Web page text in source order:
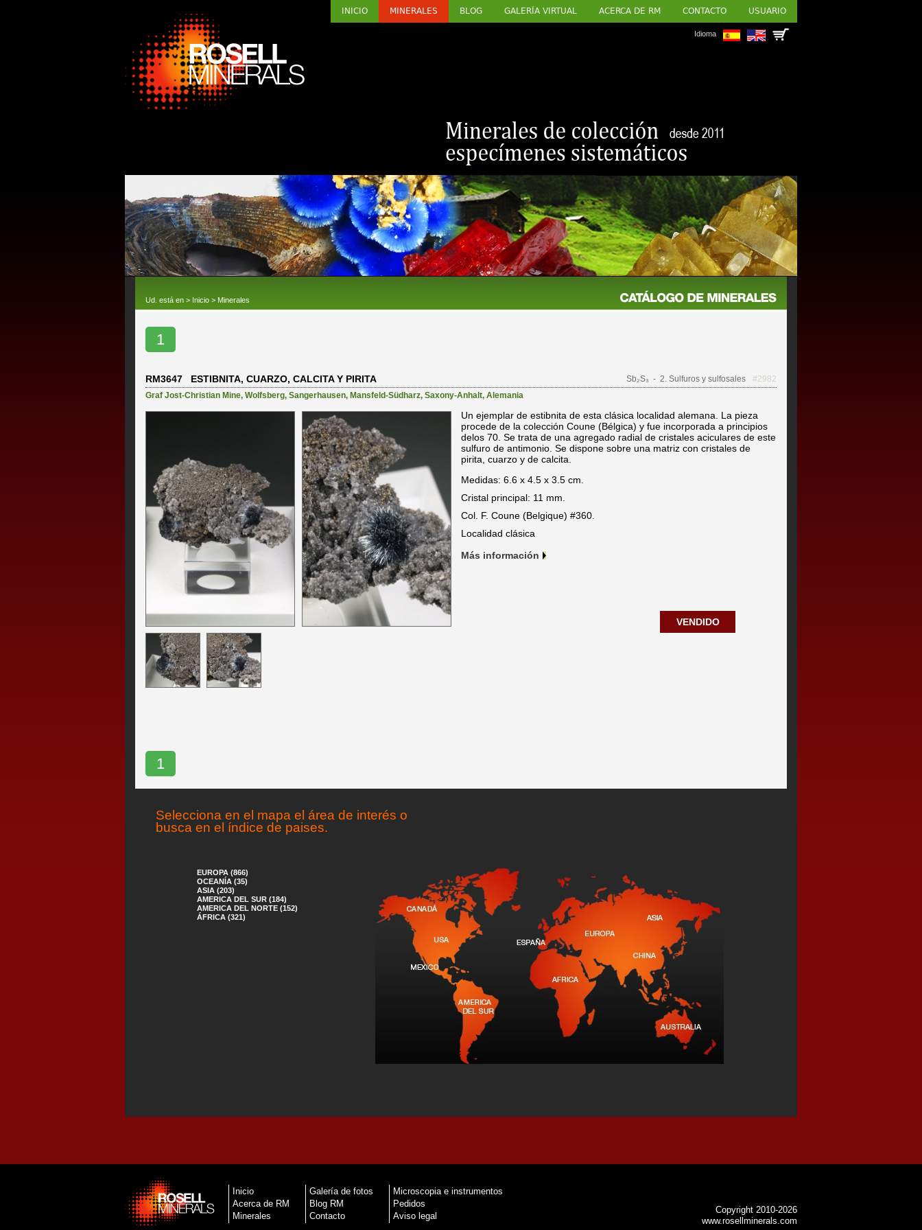
INICIO MINERALES BLOG GALERÍA VIRTUAL ACERCA DE RM CONTACTO USUARIO
Idioma
Ud. está en > Inicio > Minerales
1
RM3647 ESTIBNITA, CUARZO, CALCITA Y PIRITA Sb₂S₃ - 2. Sulfuros y sulfosales
#2982
Graf Jost-Christian Mine, Wolfsberg, Sangerhausen, Mansfeld-Südharz, Saxony-Anhalt, Alemania
Un ejemplar de estibnita de esta clásica localidad alemana. La pieza
procede de la colección Coune (Bélgica) y fue incorporada a principios
delos 70. Se trata de una agregado radial de cristales aciculares de este
sulfuro de antimonio. Se dispone sobre una matriz con cristales de
pirita, cuarzo y de calcita.
Medidas: 6.6 x 4.5 x 3.5 cm.
Cristal principal: 11 mm.
Col. F. Coune (Belgique) #360.
Localidad clásica
Más información
VENDIDO
1
Selecciona en el mapa el área de interés o
busca en el índice de paises.
EUROPA (866)
OCEANÍA (35)
ASIA (203)
AMERICA DEL SUR (184)
AMERICA DEL NORTE (152)
ÁFRICA (321)
Inicio
Acerca de RM
Minerales
Galería de fotos
Blog RM
Contacto
Microscopia e instrumentos
Pedidos
Aviso legal
Copyright 2010-2026
www.rosellminerals.com